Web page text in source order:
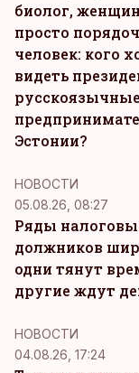
биолог,
просто
человек: кого
видеть
русскоязычные
Эстонии?
НОВОСТИ
05.08.26, 08:27
Ряды
должников
одни тянут
другие ждут
НОВОСТИ
04.08.26, 17:24